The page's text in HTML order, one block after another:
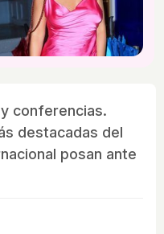
conferencias.
destacadas del
posan ante